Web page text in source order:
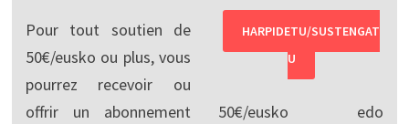
Pour tout soutien de
50€/eusko ou plus, vous
pourrez recevoir ou
offrir un abonnement
HARPIDETU/SUSTENGAT
U
50€/eusko edo